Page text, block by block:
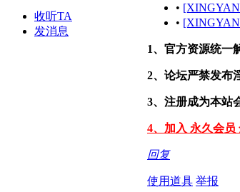
收听TA
发消息
•
•
1、官方资源统一
2、论坛严禁发布
3、注册成为本站
4、加入 永久会员
回复
使用道具 举报